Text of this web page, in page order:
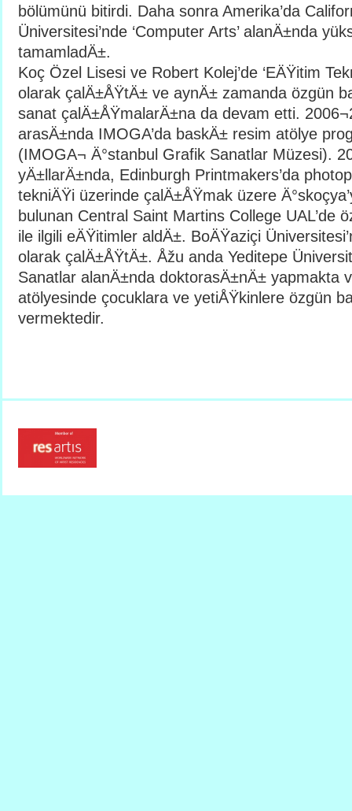
bölümünü bitirdi. Daha sonra Amerika’da
Üniversitesi’nde ‘Computer Arts’ alanÄ±nda
tamamladÄ±.
Koç Özel Lisesi ve Robert Kolej’de ‘EÄŸitim
olarak çalÄ±ÅŸtÄ± ve aynÄ± zamanda özgün
sanat çalÄ±ÅŸmalarÄ±na da devam etti.
arasÄ±nda IMOGA’da baskÄ± resim atölye
(IMOGA¬ Ä°stanbul Grafik Sanatlar Müzesi).
yÄ±llarÄ±nda, Edinburgh Printmakers’da
tekniÄŸi üzerinde çalÄ±ÅŸmak üzere
bulunan Central Saint Martins College UAL’de
ile ilgili eÄŸitimler aldÄ±. BoÄŸaziçi
olarak çalÄ±ÅŸtÄ±. Åžu anda Yeditepe
Sanatlar alanÄ±nda doktorasÄ±nÄ± yapmakta
atölyesinde çocuklara ve yetiÅŸkinlere özgün
vermektedir.